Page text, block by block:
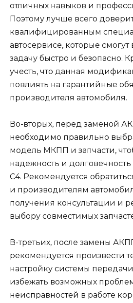
отличных навыков и
Поэтому лучше всего
квалифицированным
автосервисе, которые смогут
задачу быстро и безопасно.
учесть, что данная
повлиять на гарантийные
производителя автомобиля.
Во-вторых, перед заменой
необходимо правильно
модель МКПП и запчасти,
надежность и
С4. Рекомендуется
и производителям
получения консультации и
выбору совместимых
В-третьих, после замены
рекомендуется произвести
настройку системы
избежать возможных
неисправностей в работе